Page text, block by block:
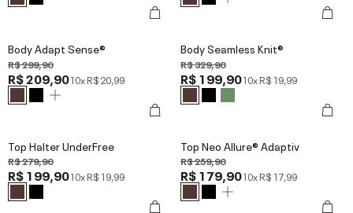
Body Adapt Sense®
R$ 299,90
R$ 209,9010xR$ 20,99
Body Seamless Knit®
R$ 329,90
R$ 199,9010xR$ 19,99
Top Halter UnderFree
R$ 279,90
R$ 199,9010xR$ 19,99
Top Neo Allure® Adaptiv
R$ 259,90
R$ 179,9010xR$ 17,99